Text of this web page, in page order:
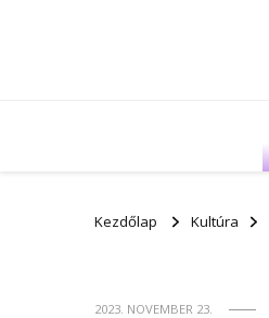
Kezdőlap Kultúra
2023. NOVEMBER 23.